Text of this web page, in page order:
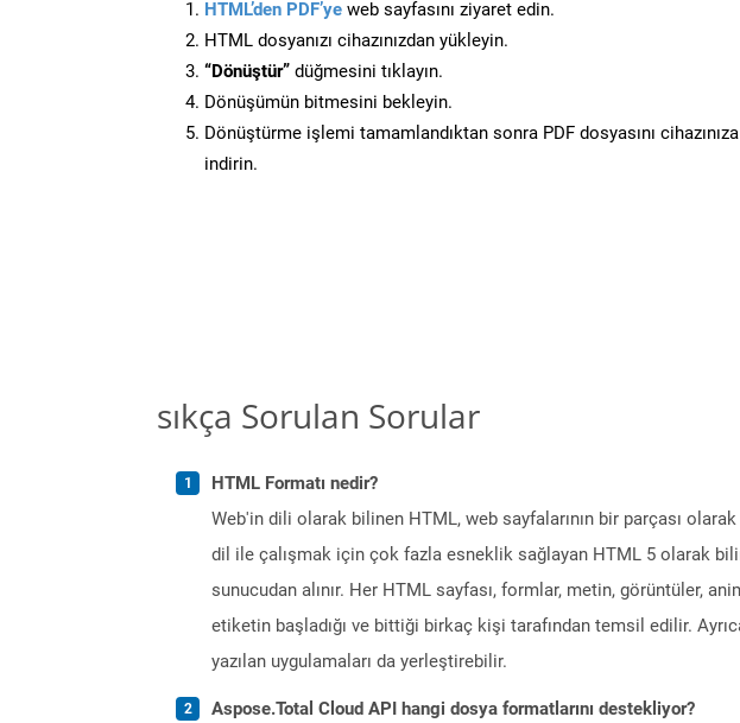
HTML’den PDF’ye web sayfasını ziyaret edin.
HTML dosyanızı cihazınızdan yükleyin.
“Dönüştür” düğmesini tıklayın.
Dönüşümün bitmesini bekleyin.
Dönüştürme işlemi tamamlandıktan sonra PDF dosyasını cihazınıza
indirin.
sıkça Sorulan Sorular
HTML Formatı nedir?
Web'in dili olarak bilinen HTML, web sayfalarının bir parçası
dil ile çalışmak için çok fazla esneklik sağlayan HTML 5 olarak
sunucudan alınır. Her HTML sayfası, formlar, metin, görüntüler,
etiketin başladığı ve bittiği birkaç kişi tarafından temsil edilir.
yazılan uygulamaları da yerleştirebilir.
Aspose.Total Cloud API hangi dosya formatlarını destekliyor?